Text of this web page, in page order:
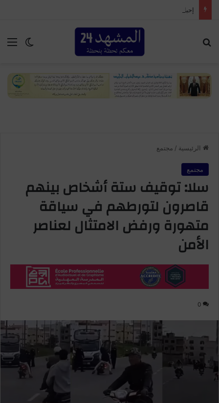
إحباط محاولة ترويج 7300 قرص مهلوس وتوقيف شخصين بأكادير
الوضع
الرئيسية / مجتمع
مجتمع
سلا: توقيف ستة أشخاص بينهم
قاصرون لتورطهم في سياقة
متهورة ورفض الامتثال لعناصر
الأمن
0